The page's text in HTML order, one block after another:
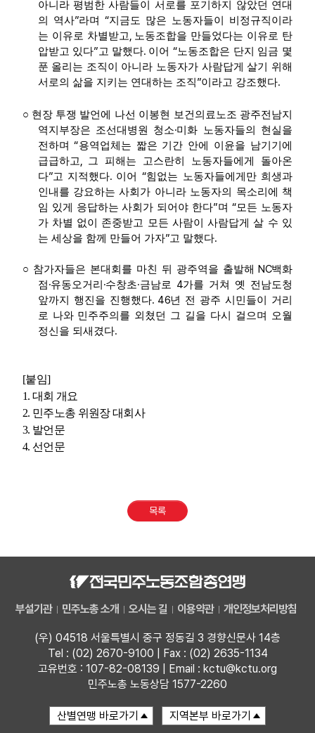
아니라 평범한 사람들이 서로를 포기하지 않았던 연대
의 역사”라며 “지금도 많은 노동자들이 비정규직이라
는 이유로 차별받고, 노동조합을 만들었다는 이유로 탄
압받고 있다”고 말했다. 이어 “노동조합은 단지 임금 몇
푼 올리는 조직이 아니라 노동자가 사람답게 살기 위해
서로의 삶을 지키는 연대하는 조직”이라고 강조했다.
○ 현장 투쟁 발언에 나선 이봉현 보건의료노조 광주전남지
역지부장은 조선대병원 청소·미화 노동자들의 현실을
전하며“용역업체는 짧은 기간 안에 이윤을 남기기에
급급하고,
그 피해는 고스란히 노동자들에게 돌아온
다”고 지적했다. 이어 “힘없는 노동자들에게만 희생과
인내를 강요하는 사회가 아니라 노동자의 목소리에 책
임 있게 응답하는 사회가 되어야 한다”며 “모든 노동자
가 차별 없이 존중받고 모든 사람이 사람답게 살 수 있
는 세상을 함께 만들어 가자”고 말했다.
○ 참가자들은 본대회를 마친 뒤 광주역을 출발해 NC백화
점·유동오거리 ·수창초·금남로 4가를 거쳐 옛 전남도청
앞까지 행진을 진행했다. 46년 전 광주 시민들이 거리
로 나와 민주주의를 외쳤던 그 길을 다시 걸으며 오월
정신을 되새겼다.
[붙임]
1. 대회 개요
2. 민주노총 위원장 대회사
3. 발언문
4. 선언문
목록
부설기관 민주노총 소개 오시는 길 이용약관 개인정보처리방침
(우) 04518 서울특별시 중구 정동길 3 경향신문사 14층
Tel : (02) 2670-9100 | Fax : (02) 2635-1134
고유번호 : 107-82-08139 | Email : kctu@kctu.org
민주노총 노동상담 1577-2260